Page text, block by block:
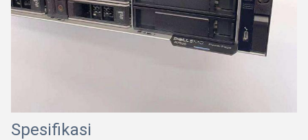
Spesifikasi